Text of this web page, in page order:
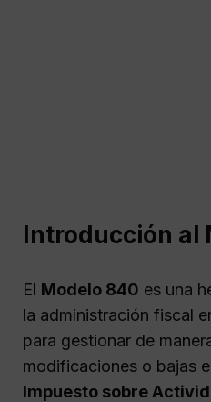
Introducción al
El Modelo 840 es una
la administración fiscal
para gestionar de
modificaciones o bajas
Impuesto sobre